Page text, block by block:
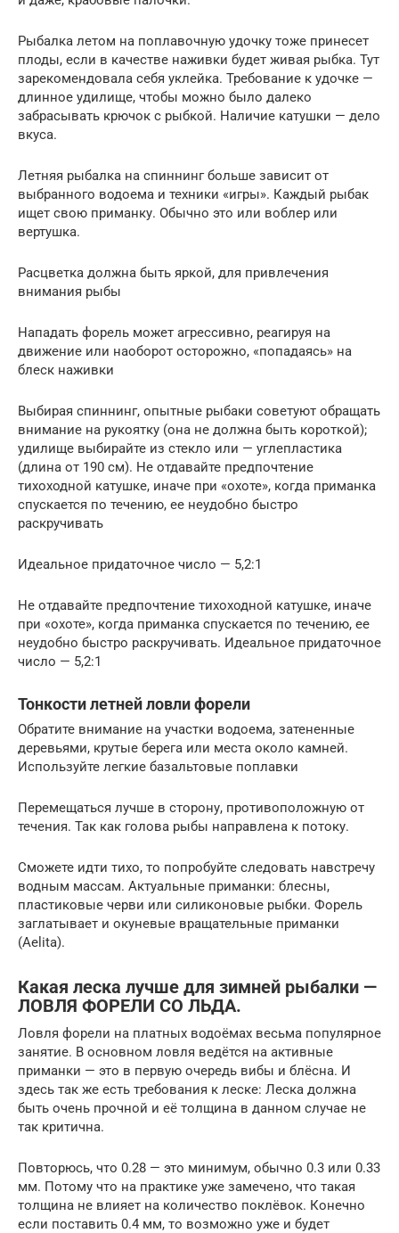
Рыбалка летом на поплавочную удочку тоже принесет
плоды, если в качестве наживки будет живая рыбка. Тут
зарекомендовала себя уклейка. Требование к удочке —
длинное удилище, чтобы можно было далеко
забрасывать крючок с рыбкой. Наличие катушки — дело
вкуса.
Летняя рыбалка на спиннинг больше зависит от
выбранного водоема и техники «игры». Каждый рыбак
ищет свою приманку. Обычно это или воблер или
вертушка.
Расцветка должна быть яркой, для привлечения
внимания рыбы
Нападать форель может агрессивно, реагируя на
движение или наоборот осторожно, «попадаясь» на
блеск наживки
Выбирая спиннинг, опытные рыбаки советуют обращать
внимание на рукоятку (она не должна быть короткой);
удилище выбирайте из стекло или — углепластика
(длина от 190 см). Не отдавайте предпочтение
тихоходной катушке, иначе при «охоте», когда приманка
спускается по течению, ее неудобно быстро
раскручивать
Идеальное придаточное число — 5,2:1
Не отдавайте предпочтение тихоходной катушке, иначе
при «охоте», когда приманка спускается по течению, ее
неудобно быстро раскручивать. Идеальное придаточное
число — 5,2:1
Тонкости летней ловли форели
Обратите внимание на участки водоема, затененные
деревьями, крутые берега или места около камней.
Используйте легкие базальтовые поплавки
Перемещаться лучше в сторону, противоположную от
течения. Так как голова рыбы направлена к потоку.
Сможете идти тихо, то попробуйте следовать навстречу
водным массам. Актуальные приманки: блесны,
пластиковые черви или силиконовые рыбки. Форель
заглатывает и окуневые вращательные приманки
(Aelita).
Какая леска лучше для зимней рыбалки —
ЛОВЛЯ ФОРЕЛИ СО ЛЬДА.
Ловля форели на платных водоёмах весьма популярное
занятие. В основном ловля ведётся на активные
приманки — это в первую очередь вибы и блёсна. И
здесь так же есть требования к леске: Леска должна
быть очень прочной и её толщина в данном случае не
так критична.
Повторюсь, что 0.28 — это минимум, обычно 0.3 или 0.33
мм. Потому что на практике уже замечено, что такая
толщина не влияет на количество поклёвок. Конечно
если поставить 0.4 мм, то возможно уже и будет